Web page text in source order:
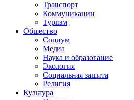
Транспорт
Коммуникации
Туризм
Общество
Социум
Медиа
Наука и образование
Экология
Социальная защита
Религия
Культура